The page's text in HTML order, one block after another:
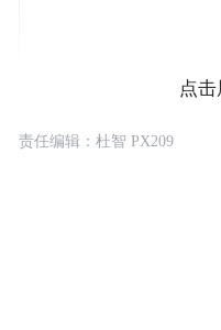
当日17时许，家
点
责任编辑：杜智 PX209